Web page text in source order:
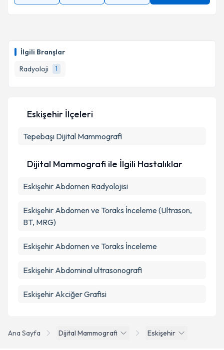
İlgili Branşlar
Radyoloji
1
Ana Sayfa Dijital Mammografi Eskişehir
Eskişehir İlçeleri
Tepebaşı Dijital Mammografi
Dijital Mammografi ile İlgili Hastalıklar
Eskişehir Abdomen Radyolojisi
Eskişehir Abdomen ve Toraks İnceleme (Ultrason,
BT, MRG)
Eskişehir Abdomen ve Toraks İnceleme
Eskişehir Abdominal ultrasonografi
Eskişehir Akciğer Grafisi